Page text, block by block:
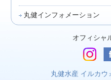
丸健インフォメーション
オフィシャ
丸健水産 イルカウ